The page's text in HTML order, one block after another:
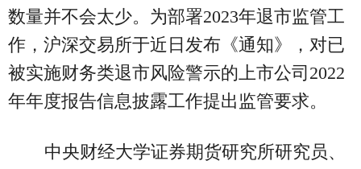
数量并不会太少。为部署2023年退市监管工
作，沪深交易所于近日发布《通知》，对已
被实施财务类退市风险警示的上市公司2022
年年度报告信息披露工作提出监管要求。
中央财经大学证券期货研究所研究员、